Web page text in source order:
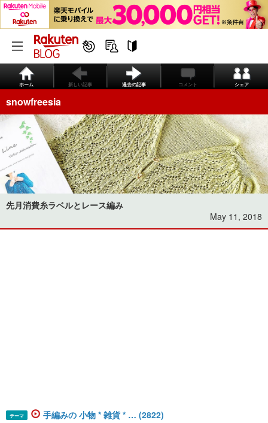
ホーム 新しい記事 過去の記事 コメント シェア
snowfreesia
先月消費糸ラベルとレース編み
May 11, 2018
テーマ 手編みの 小物 * 雑貨 * … (2822)